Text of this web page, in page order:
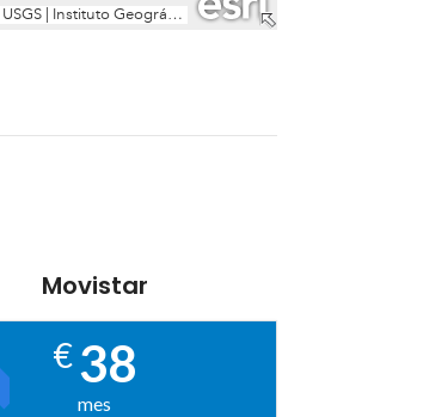
Movistar
€38
mes